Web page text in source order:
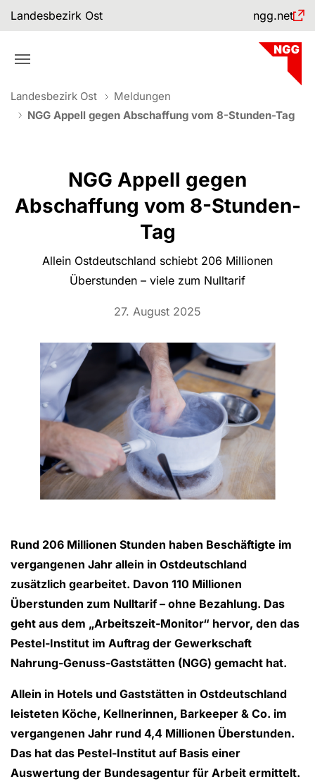
Skip to main navigation
Skip to main content
Skip to page footer
Landesbezirk Ost ngg.net
You are here:
Landesbezirk Ost
Meldungen
NGG Appell gegen Abschaffung vom 8-Stunden-Tag
NGG Appell gegen
Abschaffung vom 8-Stunden-
Tag
Allein Ostdeutschland schiebt 206 Millionen
Überstunden – viele zum Nulltarif
27. August 2025
Rund 206 Millionen Stunden haben Beschäftigte im
vergangenen Jahr allein in Ostdeutschland
zusätzlich gearbeitet. Davon 110 Millionen
Überstunden zum Nulltarif – ohne Bezahlung. Das
geht aus dem „Arbeitszeit-Monitor“ hervor, den das
Pestel-Institut im Auftrag der Gewerkschaft
Nahrung-Genuss-Gaststätten (NGG) gemacht hat.
Allein in Hotels und Gaststätten in Ostdeutschland
leisteten Köche, Kellnerinnen, Barkeeper & Co. im
vergangenen Jahr rund 4,4 Millionen Überstunden.
Das hat das Pestel-Institut auf Basis einer
Auswertung der Bundesagentur für Arbeit ermittelt.